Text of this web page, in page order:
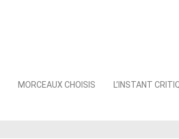
MORCEAUX CHOISIS L’INSTANT